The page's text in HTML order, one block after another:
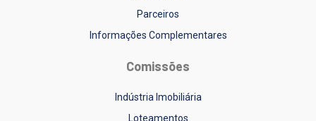
Parceiros
Informações Complementares
Comissões
Indústria Imobiliária
Loteamentos